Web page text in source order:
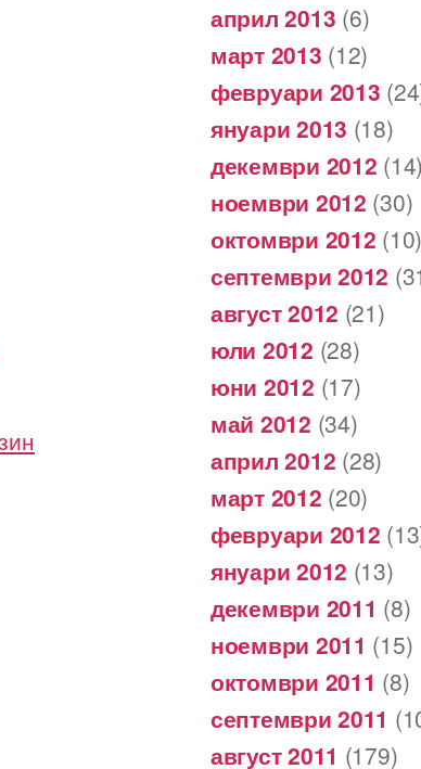
април 2013 (6)
март 2013 (12)
февруари 2013
януари 2013 (18)
декември 2012
ноември 2012 (30)
октомври 2012
септември 2012
август 2012 (21)
юли 2012 (28)
юни 2012 (17)
май 2012 (34)
април 2012 (28)
март 2012 (20)
февруари 2012
януари 2012 (13)
декември 2011 (8)
ноември 2011 (15)
октомври 2011 (8)
септември 2011
август 2011 (179)